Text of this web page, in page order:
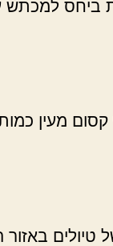
ביחס למכתש
מעין
באזור